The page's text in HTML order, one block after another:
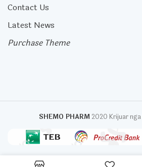
Contact Us
Latest News
Purchase Theme
SHEMO PHARM 2020 Krijuar nga